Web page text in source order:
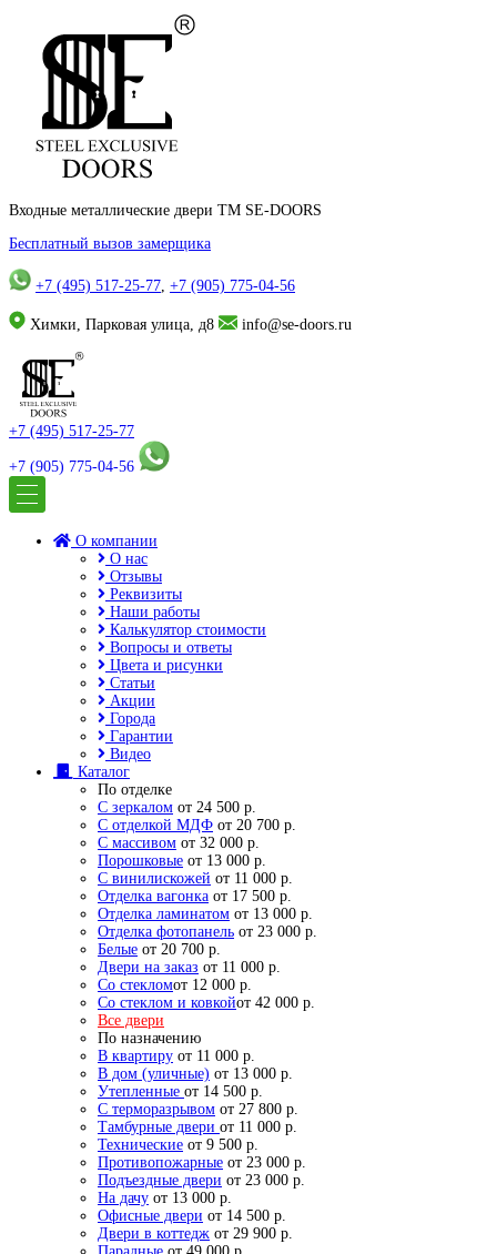
Входные металлические двери TM SE-DOORS
Бесплатный вызов замерщика
+7 (495) 517-25-77, +7 (905) 775-04-56
Химки, Парковая улица, д8 info@se-doors.ru
+7 (495) 517-25-77
+7 (905) 775-04-56
О компании
О нас
Отзывы
Реквизиты
Наши работы
Калькулятор стоимости
Вопросы и ответы
Цвета и рисунки
Статьи
Акции
Города
Гарантии
Видео
Каталог
По отделке
С зеркалом от 24 500 р.
С отделкой МДФ от 20 700 р.
С массивом от 32 000 р.
Порошковые от 13 000 р.
С винилискожей от 11 000 р.
Отделка вагонка от 17 500 р.
Отделка ламинатом от 13 000 р.
Отделка фотопанель от 23 000 р.
Белые от 20 700 р.
Двери на заказ от 11 000 р.
Со стекломот 12 000 р.
Со стеклом и ковкойот 42 000 р.
Все двери
По назначению
В квартиру от 11 000 р.
В дом (уличные) от 13 000 р.
Утепленные от 14 500 р.
С терморазрывом от 27 800 р.
Тамбурные двери от 11 000 р.
Технические от 9 500 р.
Противопожарные от 23 000 р.
Подъездные двери от 23 000 р.
На дачу от 13 000 р.
Офисные двери от 14 500 р.
Двери в коттедж от 29 900 р.